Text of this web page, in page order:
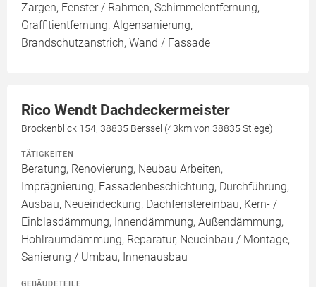
Zargen, Fenster / Rahmen, Schimmelentfernung,
Graffitientfernung, Algensanierung,
Brandschutzanstrich, Wand / Fassade
Rico Wendt Dachdeckermeister
Brockenblick 154, 38835 Berssel (43km von 38835 Stiege)
TÄTIGKEITEN
Beratung, Renovierung, Neubau Arbeiten,
Imprägnierung, Fassadenbeschichtung, Durchführung,
Ausbau, Neueindeckung, Dachfenstereinbau, Kern- /
Einblasdämmung, Innendämmung, Außendämmung,
Hohlraumdämmung, Reparatur, Neueinbau / Montage,
Sanierung / Umbau, Innenausbau
GEBÄUDETEILE